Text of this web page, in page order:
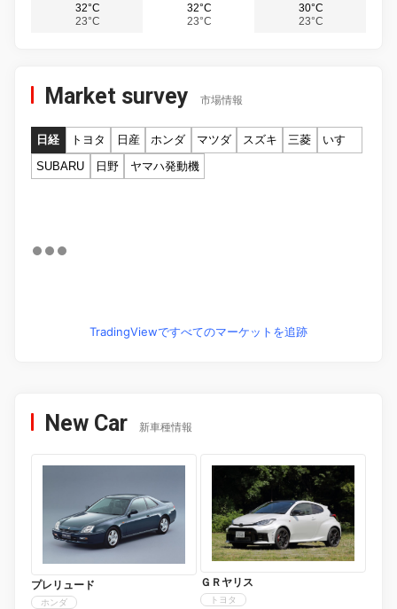
32°C
23°C
32°C
23°C
30°C
23°C
Market survey 市場情報
日経 トヨタ 日産 ホンダ マツダ スズキ 三菱
いすゞ
SUBARU
日野 ヤマハ発動機
TradingViewですべてのマーケットを追跡
New Car 新車種情報
プレリュード
ホンダ
ＧＲヤリス
トヨタ